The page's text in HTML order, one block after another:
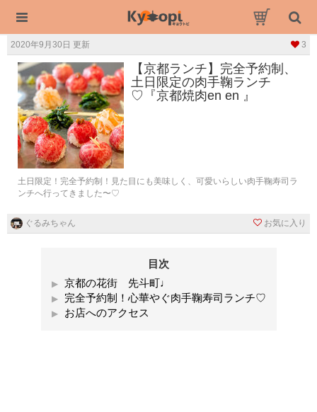
2020年9月30日 更新 3
【京都ランチ】完全予約制、
土日限定の肉手鞠ランチ
♡『京都焼肉en en 』
土日限定！完全予約制！見た目にも美味しく、可愛いらしい肉手鞠寿司ラ
ンチへ行ってきました〜♡
ぐるみちゃん お気に入り
目次
京都の花街 先斗町♩
完全予約制！心華やぐ肉手鞠寿司ランチ♡
お店へのアクセス